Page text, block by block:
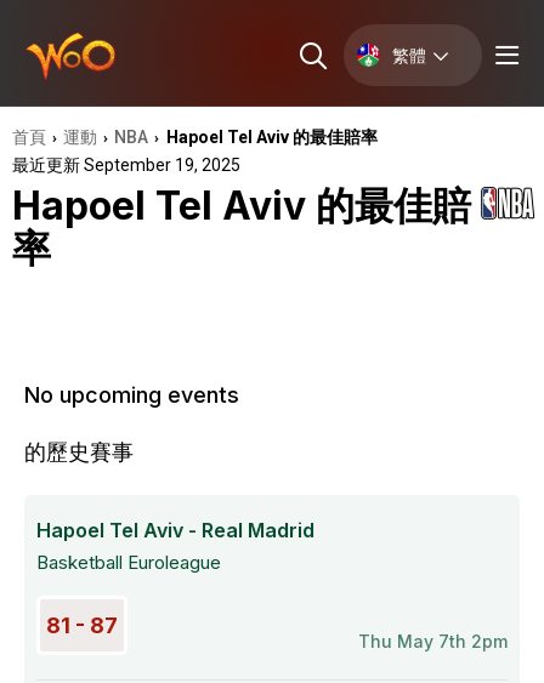
繁體
首頁 › 運動 › NBA › Hapoel Tel Aviv 的最佳賠率
最近更新 September 19, 2025
Hapoel Tel Aviv 的最佳賠
率
No upcoming events
的歷史賽事
Hapoel Tel Aviv - Real Madrid
Basketball Euroleague
81 - 87
Thu May 7th 2pm